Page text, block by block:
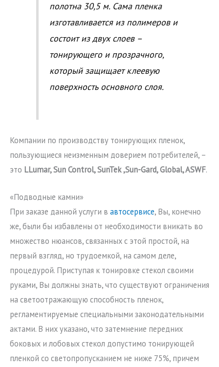
полотна 30,5 м. Сама пленка
изготавливается из полимеров и
состоит из двух слоев –
тонирующего и прозрачного,
который защищает клеевую
поверхность основного слоя.
Компании по производству тонирующих пленок,
пользующиеся неизменным доверием потребителей, –
это LLumar, Sun Control, SunTek ,Sun-Gard, Global, ASWF.
«Подводные камни»
При заказе данной услуги в автосервисе, Вы, конечно
же, были бы избавлены от необходимости вникать во
множество нюансов, связанных с этой простой, на
первый взгляд, но трудоемкой, на самом деле,
процедурой. Приступая к тонировке стекол своими
руками, Вы должны знать, что существуют ограничения
на светоотражающую способность пленок,
регламентируемые специальными законодательными
актами. В них указано, что затемнение передних
боковых и лобовых стекол допустимо тонирующей
пленкой со светопропусканием не ниже 75%, причем